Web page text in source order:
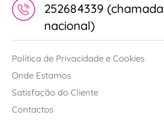
252684339
nacional)
Política de Privacidade e Cookies
Onde Estamos
Satisfação do Cliente
Contactos